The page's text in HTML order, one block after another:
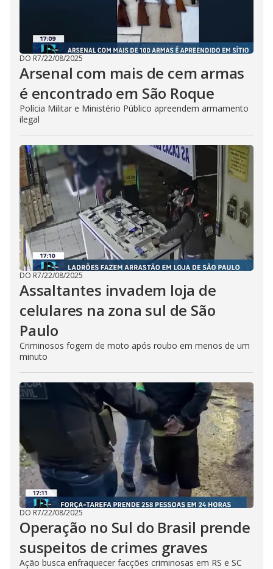
DO R7/22/08/2025
Arsenal com mais de cem armas
é encontrado em São Roque
Polícia Militar e Ministério Público apreendem armamento
ilegal
DO R7/22/08/2025
Assaltantes invadem loja de
celulares na zona sul de São
Paulo
Criminosos fogem de moto após roubo em menos de um
minuto
DO R7/22/08/2025
Operação no Sul do Brasil prende
suspeitos de crimes graves
Ação busca enfraquecer facções criminosas em RS e SC